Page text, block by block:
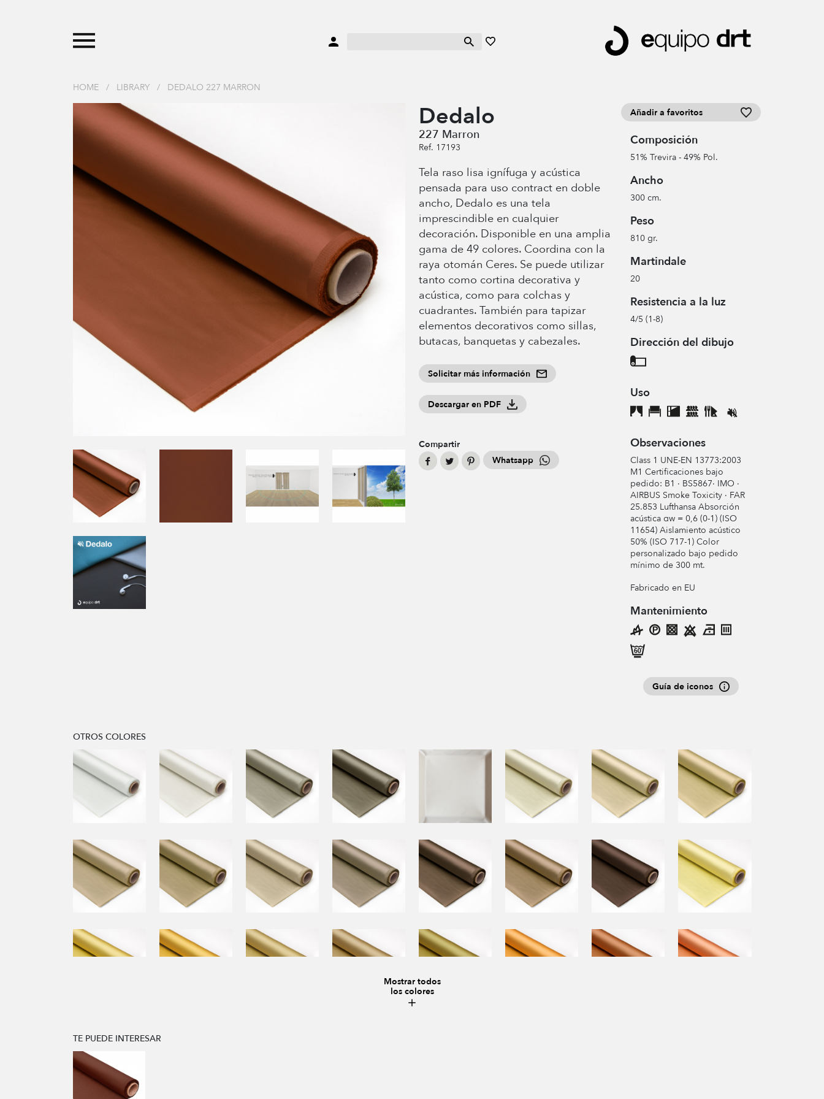
HOME / LIBRARY / DEDALO 227 MARRON
Dedalo
227 Marron
Ref. 17193
Tela raso lisa ignífuga y acústica
pensada para uso contract en doble
ancho, Dedalo es una tela
imprescindible en cualquier
decoración. Disponible en una amplia
gama de 49 colores. Coordina con la
raya otomán Ceres. Se puede utilizar
tanto como cortina decorativa y
acústica, como para colchas y
cuadrantes. También para tapizar
elementos decorativos como sillas,
butacas, banquetas y cabezales.
Solicitar más información
Descargar en PDF
Compartir
Whatsapp
Añadir a favoritos
Composición
51% Trevira - 49% Pol.
Ancho
300 cm.
Peso
810 gr.
Martindale
20
Resistencia a la luz
4/5 (1-8)
Dirección del dibujo
Uso
Observaciones
Class 1 UNE-EN 13773:2003
M1 Certificaciones bajo
pedido: B1 · BS5867· IMO ·
AIRBUS Smoke Toxicity · FAR
25.853 Lufthansa Absorción
acústica αw = 0,6 (0-1) (ISO
11654) Aislamiento acústico
50% (ISO 717-1) Color
personalizado bajo pedido
mínimo de 300 mt.
Fabricado en EU
Mantenimiento
Guía de iconos
OTROS COLORES
Mostrar todos
los colores
TE PUEDE INTERESAR